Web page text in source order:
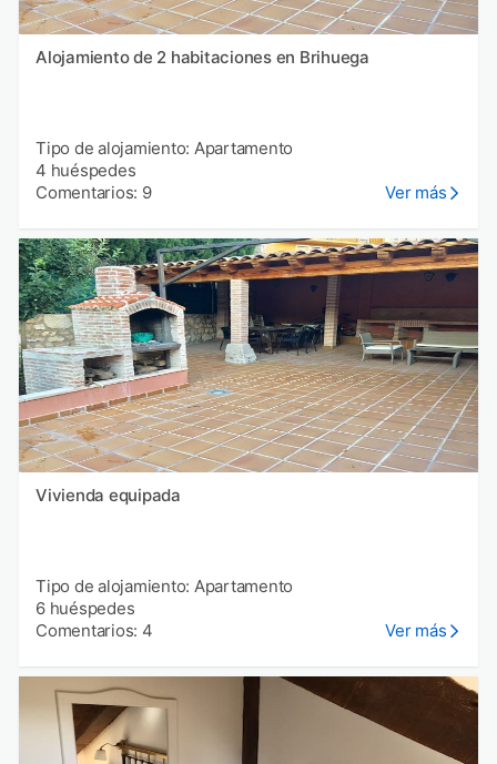
Alojamiento de 2 habitaciones en Brihuega
Tipo de alojamiento: Apartamento
4 huéspedes
Comentarios: 9
Ver más
Vivienda equipada
Tipo de alojamiento: Apartamento
6 huéspedes
Comentarios: 4
Ver más